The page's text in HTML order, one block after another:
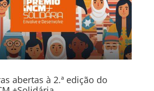
abertas à 2.ª edição do